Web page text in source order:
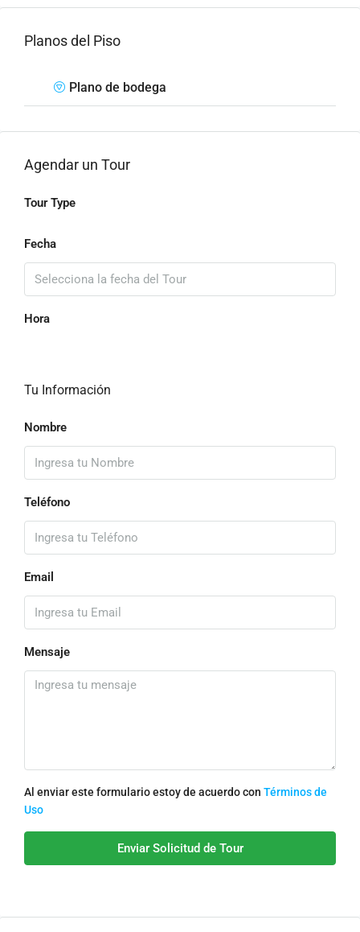
Planos del Piso
Plano de bodega
Agendar un Tour
Tour Type
Fecha
Hora
Tu Información
Nombre
Teléfono
Email
Mensaje
Al enviar este formulario estoy de acuerdo con Términos de
Uso
Enviar Solicitud de Tour